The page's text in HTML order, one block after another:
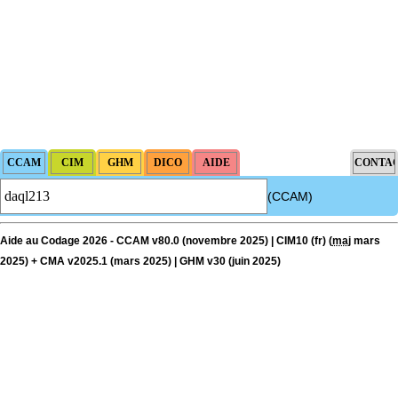
(CCAM)
Aide au Codage 2026 - CCAM v80.0 (novembre 2025) | CIM10 (fr) (maj mars
2025) + CMA v2025.1 (mars 2025) | GHM v30 (juin 2025)